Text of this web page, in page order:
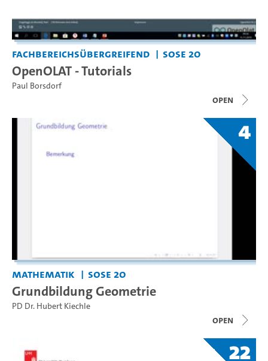
Fachbereichsübergreifend SoSe 20
OpenOLAT - Tutorials
Paul Borsdorf
open
4
Mathematik SoSe 20
Grundbildung Geometrie
PD Dr. Hubert Kiechle
open
22